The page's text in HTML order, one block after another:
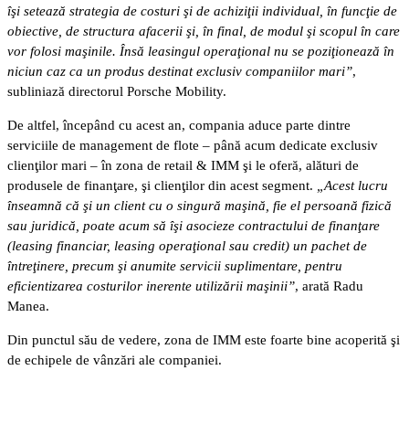
îşi setează strategia de costuri şi de achiziţii individual, în funcţie de
obiective, de structura afacerii şi, în final, de modul şi scopul în care
vor folosi maşinile. Însă leasingul operaţional nu se poziţionează în
niciun caz ca un produs destinat exclusiv companiilor mari”,
subliniază directorul Porsche Mobility.
De altfel, începând cu acest an, compania aduce parte dintre
serviciile de management de flote – până acum dedicate exclusiv
clienţilor mari – în zona de retail & IMM şi le oferă, alături de
produsele de finanţare, şi clienţilor din acest segment. „Acest lucru
înseamnă că şi un client cu o singură maşină, fie el persoană fizică
sau juridică, poate acum să îşi asocieze contractului de finanţare
(leasing financiar, leasing operaţional sau credit) un pachet de
întreţinere, precum şi anumite servicii suplimentare, pentru
eficientizarea costurilor inerente utilizării maşinii”, arată Radu
Manea.
Din punctul său de vedere, zona de IMM este foarte bine acoperită şi
de echipele de vânzări ale companiei.